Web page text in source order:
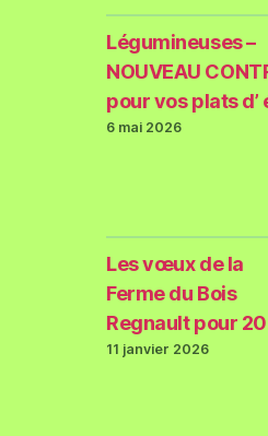
Légumineuses –
NOUVEAU
pour vos plats d’
6 mai 2026
Les vœux de la
Ferme du Bois
Regnault pour
11 janvier 2026